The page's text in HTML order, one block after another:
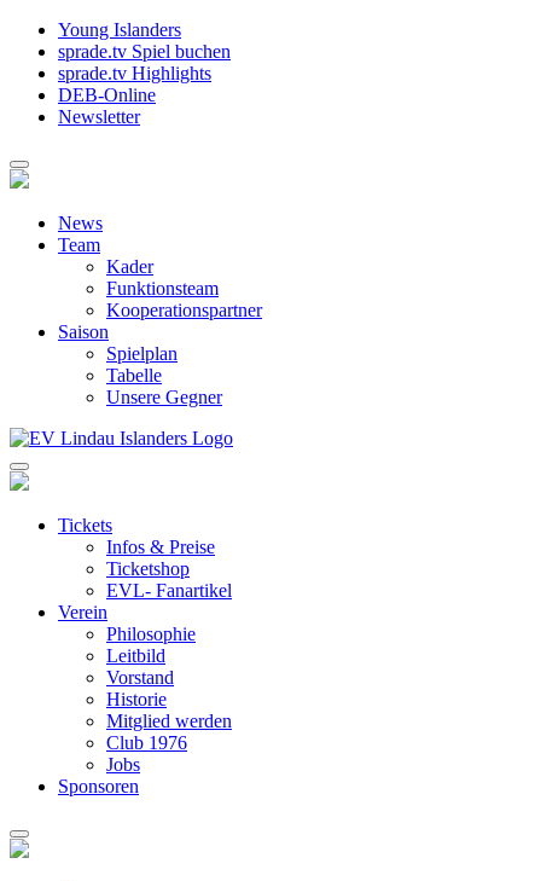
Young Islanders
sprade.tv Spiel buchen
sprade.tv Highlights
DEB-Online
Newsletter
News
Team
Kader
Funktionsteam
Kooperationspartner
Saison
Spielplan
Tabelle
Unsere Gegner
Tickets
Infos & Preise
Ticketshop
EVL- Fanartikel
Verein
Philosophie
Leitbild
Vorstand
Historie
Mitglied werden
Club 1976
Jobs
Sponsoren